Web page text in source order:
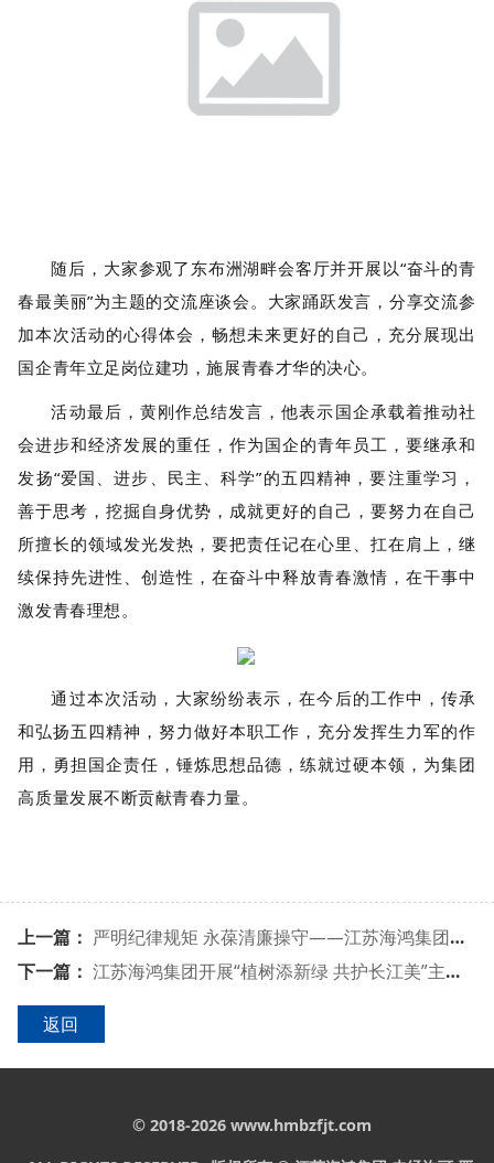
随后，大家参观了东布洲湖畔会客厅并开展以“奋斗的青
春最美丽”为主题的交流座谈会。大家踊跃发言，分享交流参
加本次活动的心得体会，畅想未来更好的自己，充分展现出
国企青年立足岗位建功，施展青春才华的决心。
活动最后，黄刚作总结发言，他表示国企承载着推动社
会进步和经济发展的重任，作为国企的青年员工， 要继承和
发扬“爱国、进步、民主、科学”的五四精神，要注重学习，
善于思考，挖掘自身优势，成就更好的自己，要努力在自己
所擅长的领域发光发热，要把责任记在心里、扛在肩上，继
续保持先进性、创造性，在奋斗中释放青春激情，在干事中
激发青春理想。
通过本次活动，大家纷纷表示，在今后的工作中，传承
和弘扬五四精神，努力做好本职工作，充分发挥生力军的作
用，勇担国企责任，锤炼思想品德，练就过硬本领，为集团
高质量发展不断贡献青春力量。
上一篇： 严明纪律规矩 永葆清廉操守——江苏海鸿集团开展“5·10”思廉日活动
下一篇： 江苏海鸿集团开展“植树添新绿 共护长江美”主题党日活动
返回
© 2018-2026 www.hmbzfjt.com